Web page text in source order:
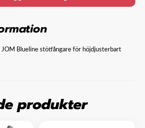
Blueline stötfångare för höjdjusterbart
produkter